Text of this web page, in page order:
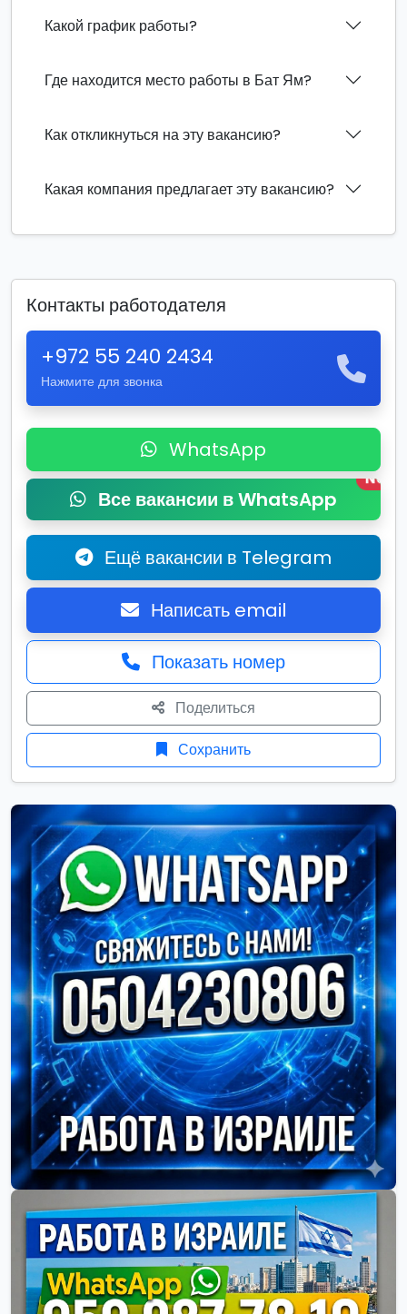
Какой график работы?
Где находится место работы в Бат Ям?
Как откликнуться на эту вакансию?
Какая компания предлагает эту вакансию?
Контакты работодателя
+972 55 240 2434
Нажмите для звонка
WhatsApp
Все вакансии в WhatsApp
New
Ещё вакансии в Telegram
Написать email
Показать номер
Поделиться
Сохранить